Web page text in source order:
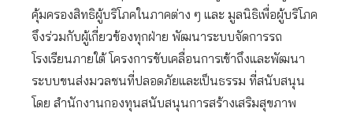
คุ้มครองสิทธิผู้บริโภคในภาคต่าง ๆ และ มูลนิธิเพื่อผู้บริโภค
จึงร่วมกับผู้เกี่ยวข้องทุกฝ่าย พัฒนาระบบจัดการรถ
โรงเรียนภายใต้ โครงการขับเคลื่อนการเข้าถึงและพัฒนา
ระบบขนส่งมวลชนที่ปลอดภัยและเป็นธรรม ที่สนับสนุน
โดย สำนักงานกองทุนสนับสนุนการสร้างเสริมสุขภาพ